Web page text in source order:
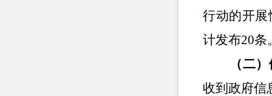
行动的开
计发布20条
（二
收到政府信